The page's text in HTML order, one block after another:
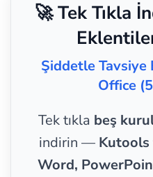
🚀 Tek Tıkla
Şiddetle
Office
Tek tıkla beş
indirin — Kutools
Word,